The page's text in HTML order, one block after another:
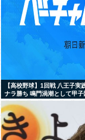
【高校野球】1回戦 八王子
ナラ勝ち 鳴門渦潮として甲子